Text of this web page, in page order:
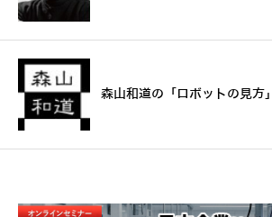
森山和道の「ロボットの見方」